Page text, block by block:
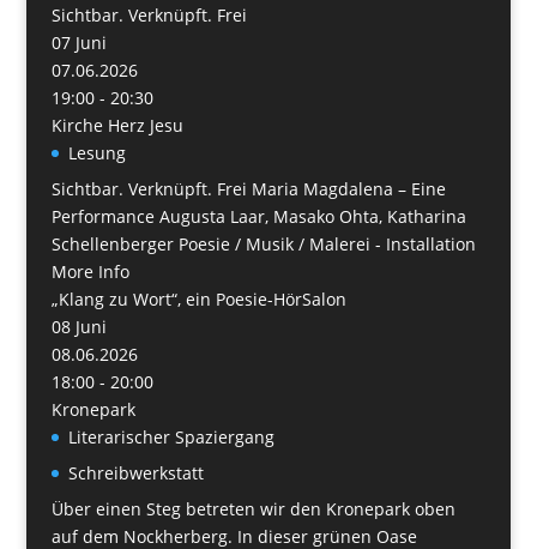
Sichtbar. Verknüpft. Frei
07 Juni
07.06.2026
19:00 - 20:30
Kirche Herz Jesu
Lesung
Sichtbar. Verknüpft. Frei Maria Magdalena – Eine
Performance Augusta Laar, Masako Ohta, Katharina
Schellenberger Poesie / Musik / Malerei - Installation
More Info
„Klang zu Wort“, ein Poesie-HörSalon
08 Juni
08.06.2026
18:00 - 20:00
Kronepark
Literarischer Spaziergang
Schreibwerkstatt
Über einen Steg betreten wir den Kronepark oben
auf dem Nockherberg. In dieser grünen Oase